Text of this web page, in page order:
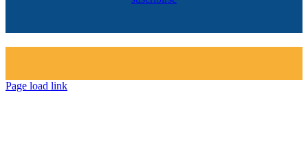
Page load link